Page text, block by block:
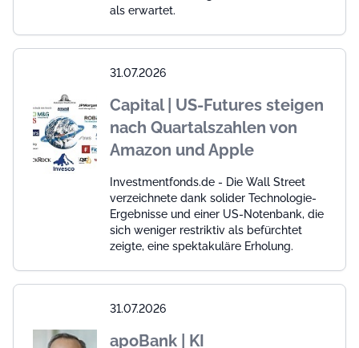
als erwartet.
31.07.2026
Capital | US-Futures steigen
nach Quartalszahlen von
Amazon und Apple
Investmentfonds.de - Die Wall Street
verzeichnete dank solider Technologie-
Ergebnisse und einer US-Notenbank, die
sich weniger restriktiv als befürchtet
zeigte, eine spektakuläre Erholung.
31.07.2026
apoBank | KI